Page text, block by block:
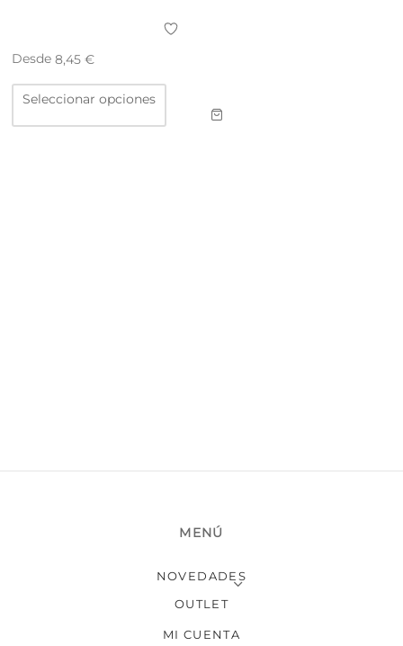
Desde 8,45 €
Seleccionar opciones
Este
múltiples
MENÚ
NOVEDADES
OUTLET
MI CUENTA